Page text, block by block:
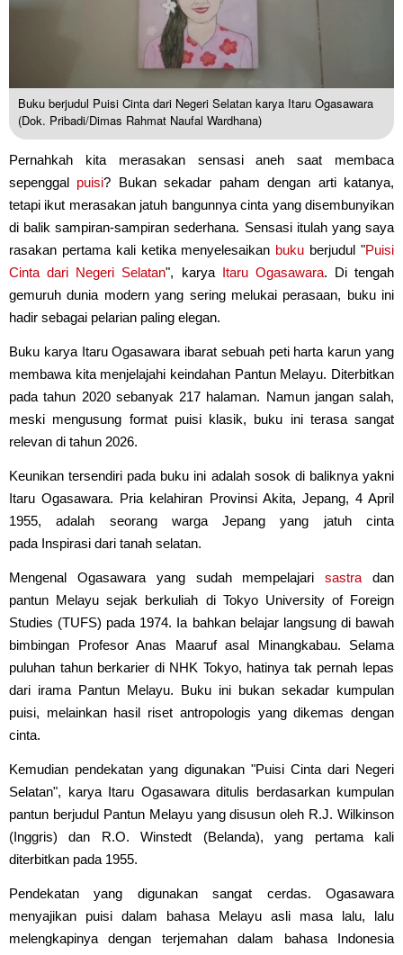
Buku berjudul Puisi Cinta dari Negeri Selatan karya Itaru Ogasawara
(Dok. Pribadi/Dimas Rahmat Naufal Wardhana)
Pernahkah kita merasakan sensasi aneh saat membaca
sepenggal puisi? Bukan sekadar paham dengan arti katanya,
tetapi ikut merasakan jatuh bangunnya cinta yang disembunyikan
di balik sampiran-sampiran sederhana. Sensasi itulah yang saya
rasakan pertama kali ketika menyelesaikan buku berjudul "Puisi
Cinta dari Negeri Selatan", karya Itaru Ogasawara. Di tengah
gemuruh dunia modern yang sering melukai perasaan, buku ini
hadir sebagai pelarian paling elegan.
Buku karya Itaru Ogasawara ibarat sebuah peti harta karun yang
membawa kita menjelajahi keindahan Pantun Melayu. Diterbitkan
pada tahun 2020 sebanyak 217 halaman. Namun jangan salah,
meski mengusung format puisi klasik, buku ini terasa sangat
relevan di tahun 2026.
Keunikan tersendiri pada buku ini adalah sosok di baliknya yakni
Itaru Ogasawara. Pria kelahiran Provinsi Akita, Jepang, 4 April
1955, adalah seorang warga Jepang yang jatuh cinta
pada Inspirasi dari tanah selatan.
Mengenal Ogasawara yang sudah mempelajarisastra dan
pantun Melayu sejak berkuliah di Tokyo University of Foreign
Studies (TUFS) pada 1974. Ia bahkan belajar langsung di bawah
bimbingan Profesor Anas Maaruf asal Minangkabau. Selama
puluhan tahun berkarier di NHK Tokyo, hatinya tak pernah lepas
dari irama Pantun Melayu. Buku ini bukan sekadar kumpulan
puisi, melainkan hasil riset antropologis yang dikemas dengan
cinta.
Kemudian pendekatan yang digunakan "Puisi Cinta dari Negeri
Selatan", karya Itaru Ogasawara ditulis berdasarkan kumpulan
pantun berjudul Pantun Melayu yang disusun oleh R.J. Wilkinson
(Inggris) dan R.O. Winstedt (Belanda), yang pertama kali
diterbitkan pada 1955.
Pendekatan yang digunakan sangat cerdas. Ogasawara
menyajikan puisi dalam bahasa Melayu asli masa lalu, lalu
melengkapinya dengan terjemahan dalam bahasa Indonesia